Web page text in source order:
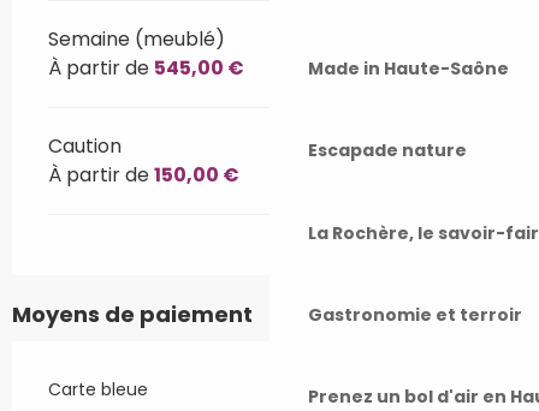
Made in Haute-Saône
Escapade nature
La Rochère, le savoir-
Gastronomie et terroir
Prenez un bol d'air en
Semaine (meublé)
À partir de 545,00 €
Caution
À partir de150,00 €
Moyens de paiement
Carte bleue